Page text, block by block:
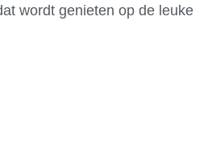
wordt genieten op de leuke